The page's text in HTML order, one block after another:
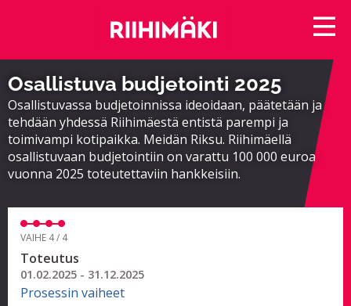
Osallistuva budjetointi 2025
Osallistuvassa budjetoinnissa ideoidaan, päätetään ja
tehdään yhdessä Riihimäestä entistä parempi ja
toimivampi kotipaikka. Meidän Riksu. Riihimäellä
osallistuvaan budjetointiin on varattu 100 000 euroa
vuonna 2025 toteutettaviin hankkeisiin.
VAIHE 4 / 4
Toteutus
01.02.2025 - 31.12.2025
Prosessin vaiheet